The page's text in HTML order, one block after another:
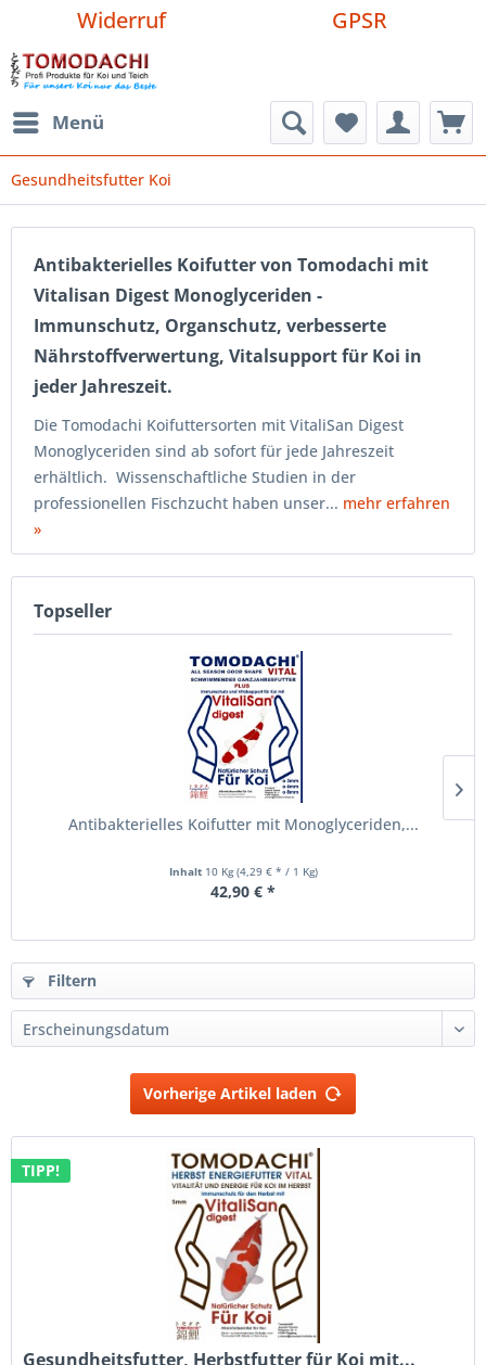
Widerruf GPSR
Menü
Gesundheitsfutter Koi
Antibakterielles Koifutter von Tomodachi mit
Vitalisan Digest Monoglyceriden -
Immunschutz, Organschutz, verbesserte
Nährstoffverwertung, Vitalsupport für Koi in
jeder Jahreszeit.
Die Tomodachi Koifuttersorten mit VitaliSan Digest
Monoglyceriden sind ab sofort für jede Jahreszeit
erhältlich. Wissenschaftliche Studien in der
professionellen Fischzucht haben unser... mehr erfahren
»
Topseller
Antibakterielles Koifutter mit Monoglyceriden,...
Inhalt 10 Kg(4,29 € * / 1 Kg)
42,90 € *
Filtern
Vorherige Artikel laden
TIPP!
Gesundheitsfutter, Herbstfutter für Koi mit...